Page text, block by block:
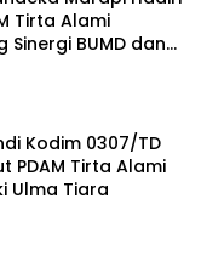
Tirta Alami
BUMD dan
Kodim 0307/TD
PDAM Tirta Alami
Ulma Tiara